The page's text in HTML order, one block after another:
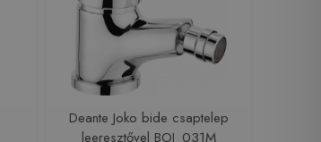
Deante Joko bide csaptelep
leeresztővel BOJ_031M